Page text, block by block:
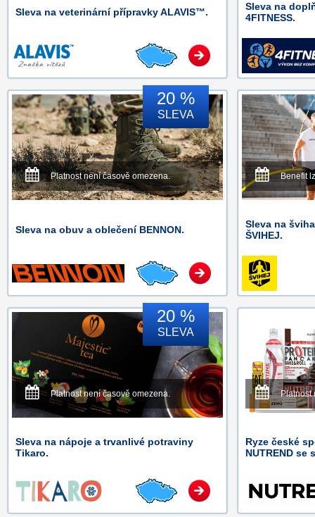
Sleva na veterinární přípravky ALAVIS™.
Sleva na
4FITNESS.
20 %
SLEVA
Platnost není časově omezena.
Sleva na obuv a oblečení BENNON.
Benefit
Sleva na
ŠVIHEJ.
20 %
SLEVA
Platnost není časově omezena.
Sleva na nápoje a trvanlivé potraviny
Tikaro.
Platnost
Ryze české
NUTREND se